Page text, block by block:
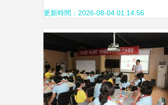
化藝術交流
更新時間：2026-08-04 01:14:56